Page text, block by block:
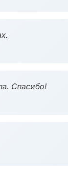
Спасибо!